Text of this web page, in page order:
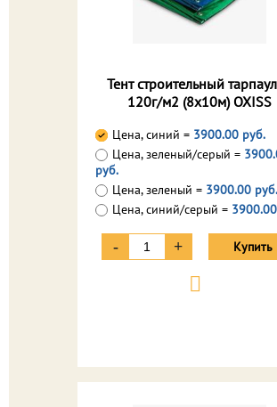
Тент строительный
120г/м2 (8х10м) OXISS
Цена, синий = 3900.00 руб.
Цена, зеленый/серый =
руб.
Цена, зеленый = 3900.00 руб.
Цена, синий/серый =
- + Купить